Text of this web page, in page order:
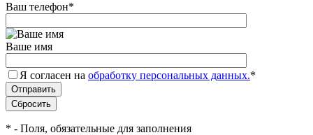
Ваш телефон*
Ваше имя
Я согласен на обработку персональных данных.*
* - Поля, обязательные для заполнения